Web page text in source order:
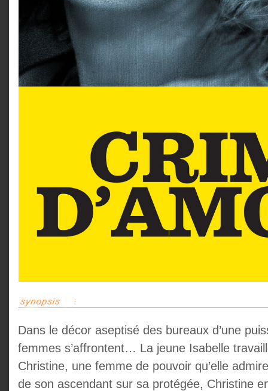
Dans le décor aseptisé des bureaux d’une
femmes s’affrontent… La jeune Isabelle
Christine, une femme de pouvoir qu’elle
de son ascendant sur sa protégée, Christine